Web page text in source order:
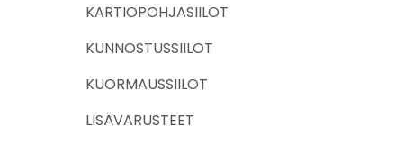
KARTIOPOHJASIILOT
KUNNOSTUSSIILOT
KUORMAUSSIILOT
LISÄVARUSTEET